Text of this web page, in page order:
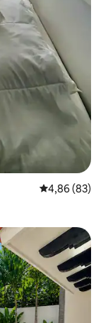
4,86 de uma
4,86 (83)